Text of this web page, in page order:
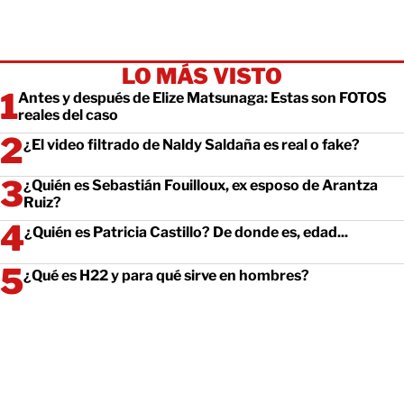
LO MÁS VISTO
Antes y después de Elize Matsunaga: Estas son FOTOS
reales del caso
¿El video filtrado de Naldy Saldaña es real o fake?
¿Quién es Sebastián Fouilloux, ex esposo de Arantza
Ruiz?
¿Quién es Patricia Castillo? De donde es, edad...
¿Qué es H22 y para qué sirve en hombres?